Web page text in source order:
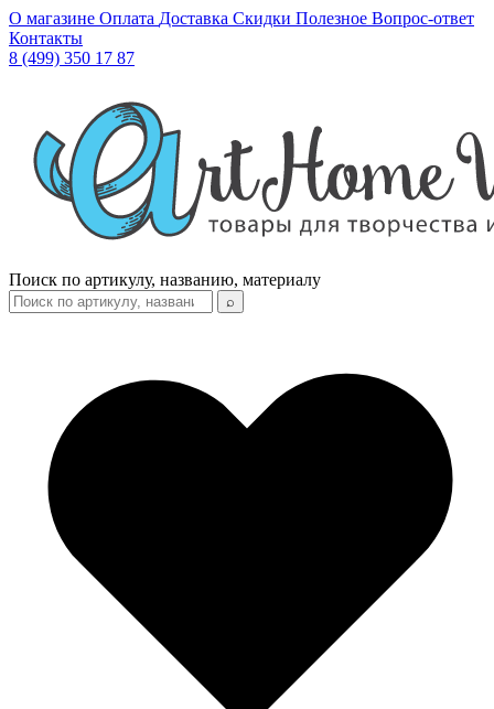
О магазине Оплата Доставка Скидки Полезное Вопрос-ответ
Контакты
8 (499) 350 17 87
Поиск по артикулу, названию, материалу
⌕